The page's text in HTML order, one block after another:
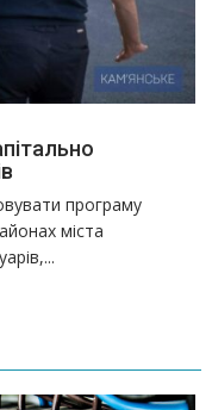
програму
міста